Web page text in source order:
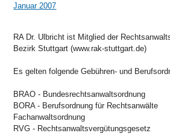
Januar 2007
RA Dr. Ulbricht ist Mitglied der
Bezirk Stuttgart (www.rak-stuttgart.de)
Es gelten folgende Gebühren- und
BRAO - Bundesrechtsanwaltsordnung
BORA - Berufsordnung für Rechtsanwälte
Fachanwaltsordnung
RVG - Rechtsanwaltsvergütungsgesetz